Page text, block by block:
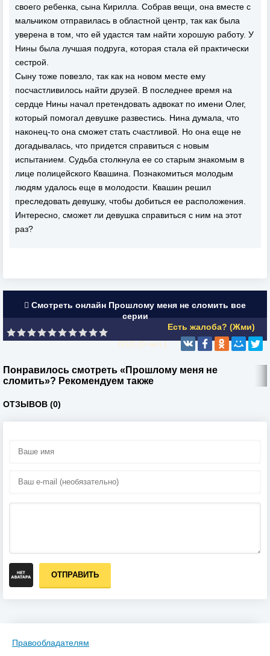
своего ребенка, сына Кирилла. Собрав вещи, она вместе с
мальчиком отправилась в областной центр, так как была
уверена в том, что ей удастся там найти хорошую работу. У
Нины была лучшая подруга, которая стала ей практически
сестрой.
Сыну тоже повезло, так как на новом месте ему
посчастливилось найти друзей. В последнее время на
сердце Нины начал претендовать адвокат по имени Олег,
который помогал девушке развестись. Нина думала, что
наконец-то она сможет стать счастливой. Но она еще не
догадывалась, что придется справиться с новым
испытанием. Судьба столкнула ее со старым знакомым в
лице полицейского Квашина. Познакомиться молодым
людям удалось еще в молодости. Квашин решил
преследовать девушку, чтобы добиться ее расположения.
Интересно, сможет ли девушка справиться с ним на этот
раз?
Смотреть онлайн Прошлому меня не сломить все
серии
Есть жалоба? (Жми)
0/10 (0чел.)
Понравилось смотреть «Прошлому меня не
сломить»? Рекомендуем также
ОТЗЫВОВ (0)
ОТПРАВИТЬ
Правообладателям